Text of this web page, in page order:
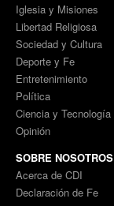
Iglesia y Misiones
Libertad Religiosa
Sociedad y Cultura
Deporte y Fe
Entretenimiento
Política
Ciencia y Tecnología
Opinión
SOBRE NOSOTROS
Acerca de CDI
Declaración de Fe